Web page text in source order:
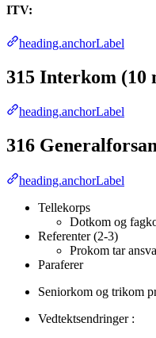
ITV:
heading.anchorLabel
315 Interkom (10
heading.anchorLabel
316
heading.anchorLabel
Tellekorps
Dotkom og
Referenter (2-3)
Prokom tar
Paraferer
Seniorkom og trikom
Vedtektsendringer :